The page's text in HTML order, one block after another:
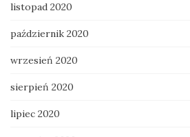
listopad 2020
październik 2020
wrzesień 2020
sierpień 2020
lipiec 2020